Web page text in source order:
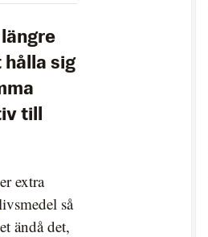
hålla sig
till
extra
så
ändå det,